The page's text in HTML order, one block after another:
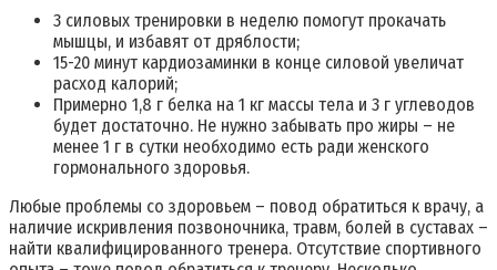
3 силовых тренировки в неделю помогут прокачать
мышцы, и избавят от дряблости;
15-20 минут кардиозаминки в конце силовой увеличат
расход калорий;
Примерно 1,8 г белка на 1 кг массы тела и 3 г углеводов
будет достаточно. Не нужно забывать про жиры – не
менее 1 г в сутки необходимо есть ради женского
гормонального здоровья.
Любые проблемы со здоровьем – повод обратиться к врачу, а
наличие искривления позвоночника, травм, болей в суставах –
найти квалифицированного тренера. Отсутствие спортивного